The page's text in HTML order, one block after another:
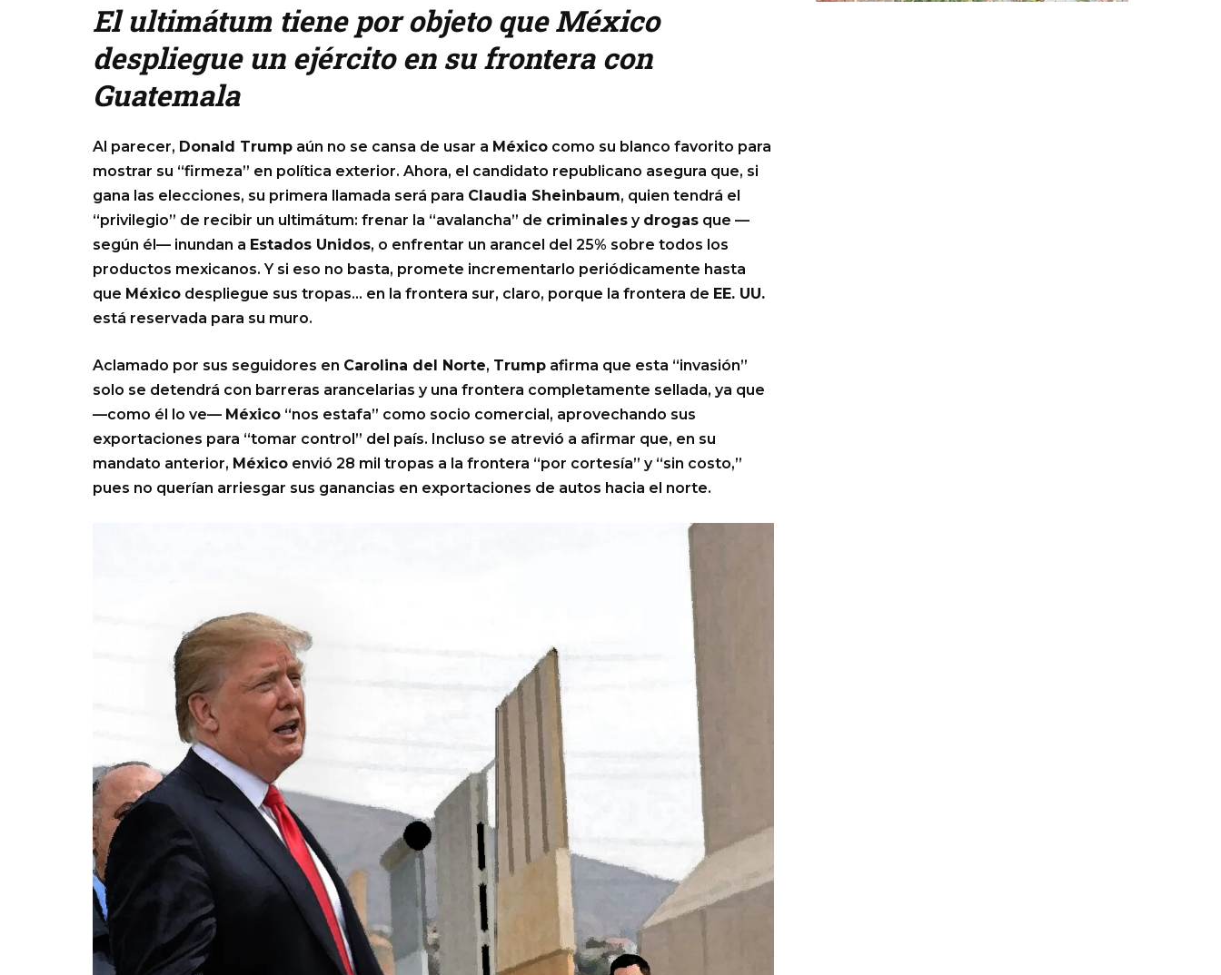
El ultimátum tiene por objeto que México
despliegue un ejército en su frontera con
Guatemala
Al parecer, Donald Trump aún no se cansa de usar a México como su blanco favorito para
mostrar su “firmeza” en política exterior. Ahora, el candidato republicano asegura que, si
gana las elecciones, su primera llamada será para Claudia Sheinbaum, quien tendrá el
“privilegio” de recibir un ultimátum: frenar la “avalancha” de criminales y drogas que —
según él— inundan a Estados Unidos, o enfrentar un arancel del 25% sobre todos los
productos mexicanos. Y si eso no basta, promete incrementarlo periódicamente hasta
que México despliegue sus tropas… en la frontera sur, claro, porque la frontera de EE. UU.
está reservada para su muro.
Aclamado por sus seguidores en Carolina del Norte, Trump afirma que esta “invasión”
solo se detendrá con barreras arancelarias y una frontera completamente sellada, ya que
—como él lo ve— México “nos estafa” como socio comercial, aprovechando sus
exportaciones para “tomar control” del país. Incluso se atrevió a afirmar que, en su
mandato anterior, México envió 28 mil tropas a la frontera “por cortesía” y “sin costo,”
pues no querían arriesgar sus ganancias en exportaciones de autos hacia el norte.